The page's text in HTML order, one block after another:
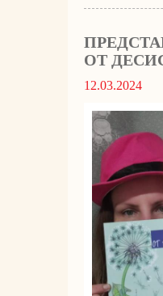
ОТ
12.03.2024